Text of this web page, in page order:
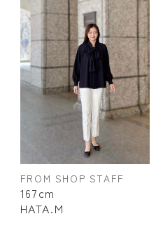
FROM SHOP STAFF
167cm
HATA.M